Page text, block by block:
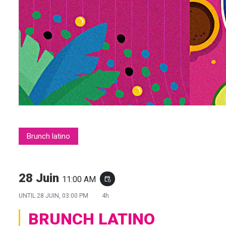
Brunch latino
28 Juin 11:00 AM event_repeat
UNTIL 28 JUIN, 03:00 PM 4h
BRUNCH LATINO